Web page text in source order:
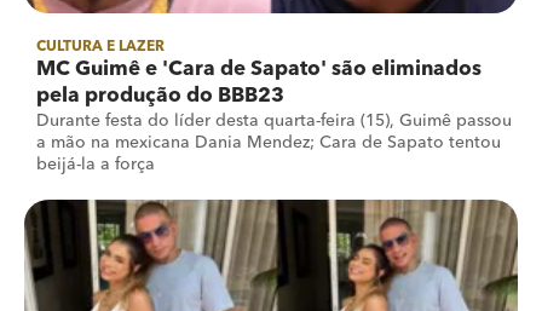
CULTURA E LAZER
MC Guimê e 'Cara de Sapato' são eliminados
pela produção do BBB23
Durante festa do líder desta quarta-feira (15), Guimê passou
a mão na mexicana Dania Mendez; Cara de Sapato tentou
beijá-la a força